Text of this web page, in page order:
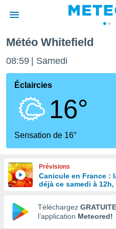
de
en
Météo Whitefield
08:59 Samedi
Éclaircies
16°
Sensation de 16°
Prévisions
Canicule en France :
déjà ce samedi à
Téléchargez
l’application Meteored!